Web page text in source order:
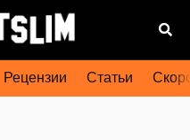
Рецензии Статьи